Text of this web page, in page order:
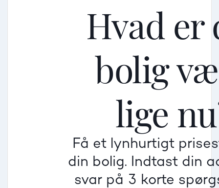
Hvad er
bolig
lige
Få et lynhurtigt
din bolig. Indtast din
svar på 3 korte
Dårlig
Mindre god
Mellem
Dårlig
Mindre god
Mellem
Dårlig
Mindre god
Mellem
Villa
Beregner pris